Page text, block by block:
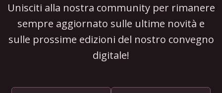
Unisciti alla nostra community per rimanere
sempre aggiornato sulle ultime novità e
sulle prossime edizioni del nostro convegno
digitale!